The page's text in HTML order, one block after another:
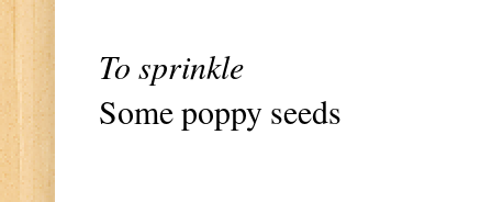
To sprinkle
Some poppy seeds